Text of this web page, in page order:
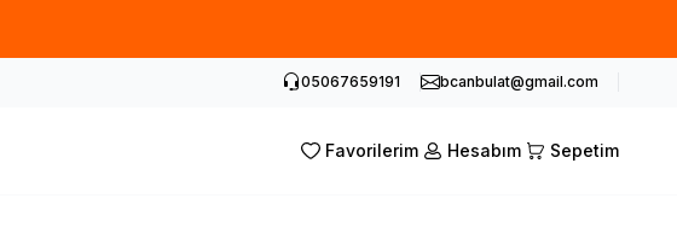
05067659191 bcanbulat@gmail.com
Favorilerim Hesabım Sepetim